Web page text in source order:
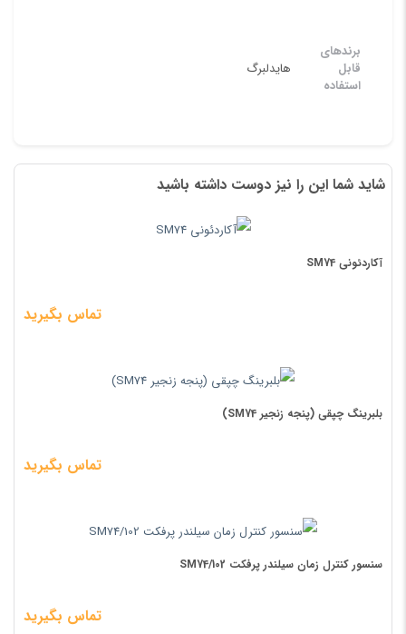
برندهای
قابل
استفاده
هایدلبرگ
شاید شما این را نیز دوست داشته باشید
آکاردئونی SM74
تماس بگیرید
بلبرینگ چپقی (پنجه زنجیر SM74)
تماس بگیرید
سنسور کنترل زمان سیلندر پرفکت SM74/102
تماس بگیرید